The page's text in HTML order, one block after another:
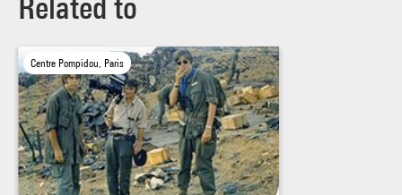
Related to
Centre Pompidou, Paris